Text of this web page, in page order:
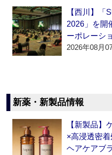
【西川】「
2026」を開
ーポレーシ
2026年08月
新薬・新製品情報
【新製品】
×高浸透密
ヘアケアブ